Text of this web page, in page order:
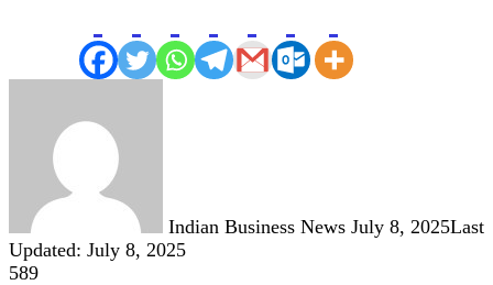
Indian Business News July 8, 2025Last
Updated: July 8, 2025
589